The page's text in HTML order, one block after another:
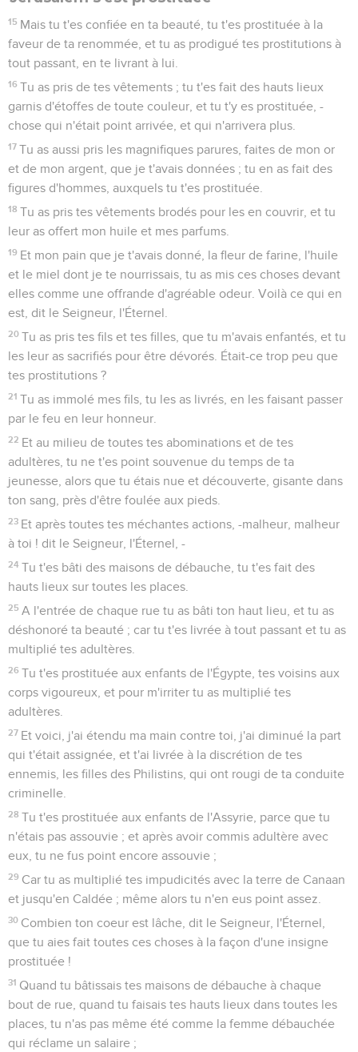
15 Mais tu t'es confiée en ta beauté, tu t'es prostituée à la
faveur de ta renommée, et tu as prodigué tes prostitutions à
tout passant, en te livrant à lui.
16 Tu as pris de tes vêtements ; tu t'es fait des hauts lieux
garnis d'étoffes de toute couleur, et tu t'y es prostituée, -
chose qui n'était point arrivée, et qui n'arrivera plus.
17 Tu as aussi pris les magnifiques parures, faites de mon or
et de mon argent, que je t'avais données ; tu en as fait des
figures d'hommes, auxquels tu t'es prostituée.
18 Tu as pris tes vêtements brodés pour les en couvrir, et tu
leur as offert mon huile et mes parfums.
19 Et mon pain que je t'avais donné, la fleur de farine, l'huile
et le miel dont je te nourrissais, tu as mis ces choses devant
elles comme une offrande d'agréable odeur. Voilà ce qui en
est, dit le Seigneur, l'Éternel.
20 Tu as pris tes fils et tes filles, que tu m'avais enfantés, et tu
les leur as sacrifiés pour être dévorés. Était-ce trop peu que
tes prostitutions ?
21 Tu as immolé mes fils, tu les as livrés, en les faisant passer
par le feu en leur honneur.
22 Et au milieu de toutes tes abominations et de tes
adultères, tu ne t'es point souvenue du temps de ta
jeunesse, alors que tu étais nue et découverte, gisante dans
ton sang, près d'être foulée aux pieds.
23 Et après toutes tes méchantes actions, -malheur, malheur
à toi ! dit le Seigneur, l'Éternel, -
24 Tu t'es bâti des maisons de débauche, tu t'es fait des
hauts lieux sur toutes les places.
25 A l'entrée de chaque rue tu as bâti ton haut lieu, et tu as
déshonoré ta beauté ; car tu t'es livrée à tout passant et tu as
multiplié tes adultères.
26 Tu t'es prostituée aux enfants de l'Égypte, tes voisins aux
corps vigoureux, et pour m'irriter tu as multiplié tes
adultères.
27 Et voici, j'ai étendu ma main contre toi, j'ai diminué la part
qui t'était assignée, et t'ai livrée à la discrétion de tes
ennemis, les filles des Philistins, qui ont rougi de ta conduite
criminelle.
28 Tu t'es prostituée aux enfants de l'Assyrie, parce que tu
n'étais pas assouvie ; et après avoir commis adultère avec
eux, tu ne fus point encore assouvie ;
29 Car tu as multiplié tes impudicités avec la terre de Canaan
et jusqu'en Caldée ; même alors tu n'en eus point assez.
30 Combien ton coeur est lâche, dit le Seigneur, l'Éternel,
que tu aies fait toutes ces choses à la façon d'une insigne
prostituée !
31 Quand tu bâtissais tes maisons de débauche à chaque
bout de rue, quand tu faisais tes hauts lieux dans toutes les
places, tu n'as pas même été comme la femme débauchée
qui réclame un salaire ;